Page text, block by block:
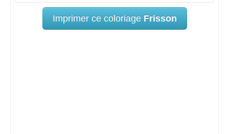
Imprimer ce coloriage Frisson